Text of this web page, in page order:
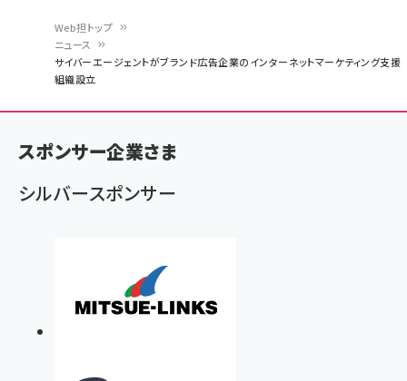
く
ず
Web担トップ
ニュース
サイバーエージェントがブランド広告企業のインターネットマーケティング支援
組織設立
スポンサー企業さま
シルバースポンサー